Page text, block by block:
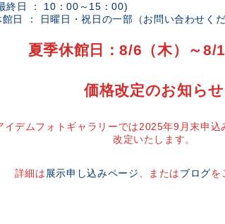
終日 ： 10：00～15：00)
館日 ： 日曜日・祝日の一部（お問い合わせくだ
夏季休館日：8/6（木）～8/
価格改定のお知らせ
イデムフォトギャラリーでは2025年9月末申込
改定いたします。
詳細は 展示申し込みページ 、またはブログを